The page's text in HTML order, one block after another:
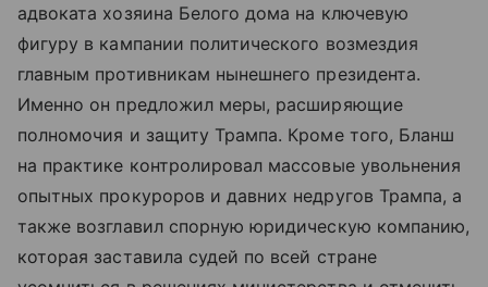
адвоката хозяина Белого дома на ключевую
фигуру в кампании политического возмездия
главным противникам нынешнего президента.
Именно он предложил меры, расширяющие
полномочия и защиту Трампа. Кроме того, Бланш
на практике контролировал массовые увольнения
опытных прокуроров и давних недругов Трампа, а
также возглавил спорную юридическую компанию,
которая заставила судей по всей стране